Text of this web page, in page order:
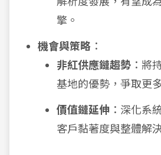
擎。
機會與策略 ：
非紅供應鏈趨勢 ：將
基地的優勢，爭取更
價值鏈延伸 ：深化系
客戶黏著度與整體解